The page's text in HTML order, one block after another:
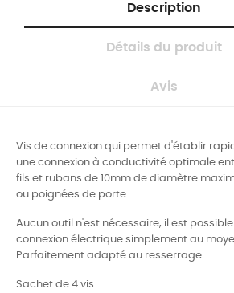
Description
Détails du produit
Avis
Vis de connexion qui permet d'établir
une connexion à conductivité optimale
fils et rubans de 10mm de diamètre
ou poignées de porte.
Aucun outil n'est nécessaire, il est
connexion électrique simplement au
Parfaitement adapté au resserrage.
Sachet de 4 vis.